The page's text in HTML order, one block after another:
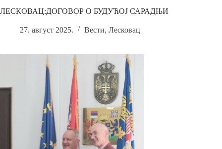
ЛЕСКОВАЦ:ДОГОВОР О БУДУЋОЈ САРАДЊИ
27. август 2025. Вести, Лесковац